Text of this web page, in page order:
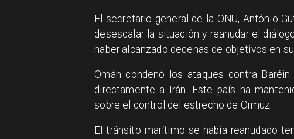
El secretario general de la ONU, António
desescalar la situación y reanudar el
haber alcanzado decenas de objetivos en
Omán condenó los ataques contra
directamente a Irán. Este país ha
sobre el control del estrecho de Ormuz.
El tránsito marítimo se había reanudado